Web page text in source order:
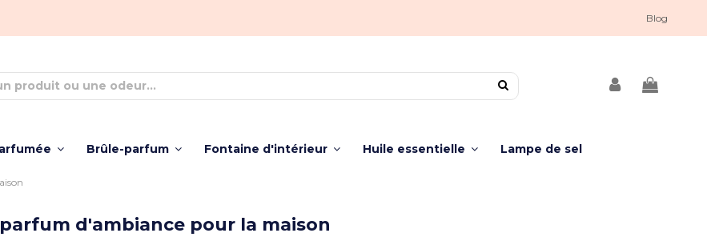
Blog
Brûle-parfum Fontaine d'intérieur Huile essentielle Lampe de sel
d'ambiance pour la maison